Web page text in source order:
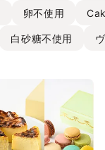
卵不使用
白砂糖不使用